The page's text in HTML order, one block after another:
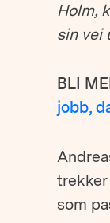
Holm,
sin vei
BLI
jobb,
som